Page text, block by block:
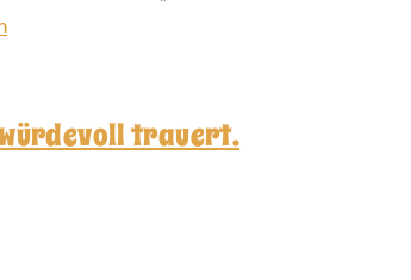
trauert.